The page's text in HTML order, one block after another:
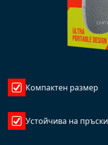
Компактен размер
Устойчива на пръски